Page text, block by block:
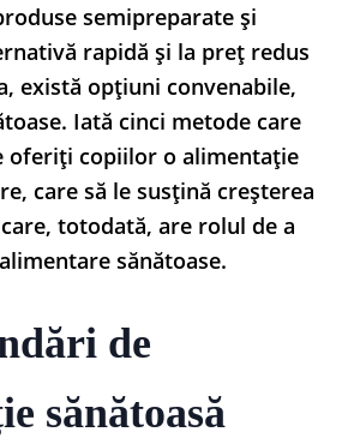
semipreparate și
rapidă și la preț redus
există opțiuni convenabile,
Iată cinci metode care
oferiți copiilor o alimentație
care să le susțină creșterea
totodată, are rolul de a
sănătoase.
de
sănătoasă